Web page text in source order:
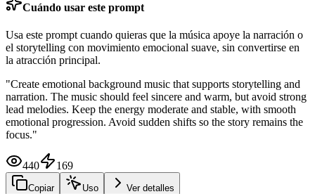
Cuándo usar este prompt
Usa este prompt cuando quieras que la música apoye la narración o
el storytelling con movimiento emocional suave, sin convertirse en
la atracción principal.
"Create emotional background music that supports storytelling and
narration. The music should feel sincere and warm, but avoid strong
lead melodies. Keep the energy moderate and stable, with smooth
emotional progression. Avoid sudden shifts so the story remains the
focus."
440 169
Copiar Uso Ver detalles